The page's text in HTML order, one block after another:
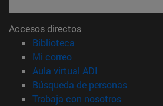
Accesos directos
Biblioteca
Mi correo(abre en nueva
Aula virtual ADI
Búsqueda de personas(abre en
Trabaja con nosotros(abre en